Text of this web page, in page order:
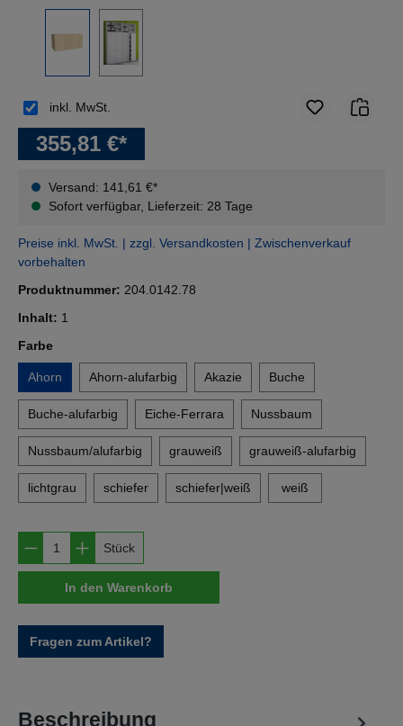
355,81 €*
Versand: 141,61 €*
Sofort verfügbar, Lieferzeit: 28 Tage
inkl. MwSt.
Preise inkl. MwSt. | zzgl. Versandkosten | Zwischenverkauf
vorbehalten
Produktnummer: 204.0142.78
Inhalt: 1
Farbeauswählen
Ahorn Ahorn-alufarbig Akazie Buche
Buche-alufarbig Eiche-Ferrara Nussbaum
Nussbaum/alufarbig grauweiß grauweiß-alufarbig
lichtgrau schiefer schiefer|weiß weiß
Produkt Anzahl: Gib den gewünschten
Stück
In den Warenkorb
Fragen zum Artikel?
Beschreibung